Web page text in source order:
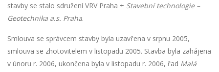
stavby se stalo sdružení VRV Praha + Stavební technologie –
Geotechnika a.s. Praha.
Smlouva se správcem stavby byla uzavřena v srpnu 2005,
smlouva se zhotovitelem v listopadu 2005. Stavba byla zahájena
v únoru r. 2006, ukončena byla v listopadu r. 2006, řad Malá